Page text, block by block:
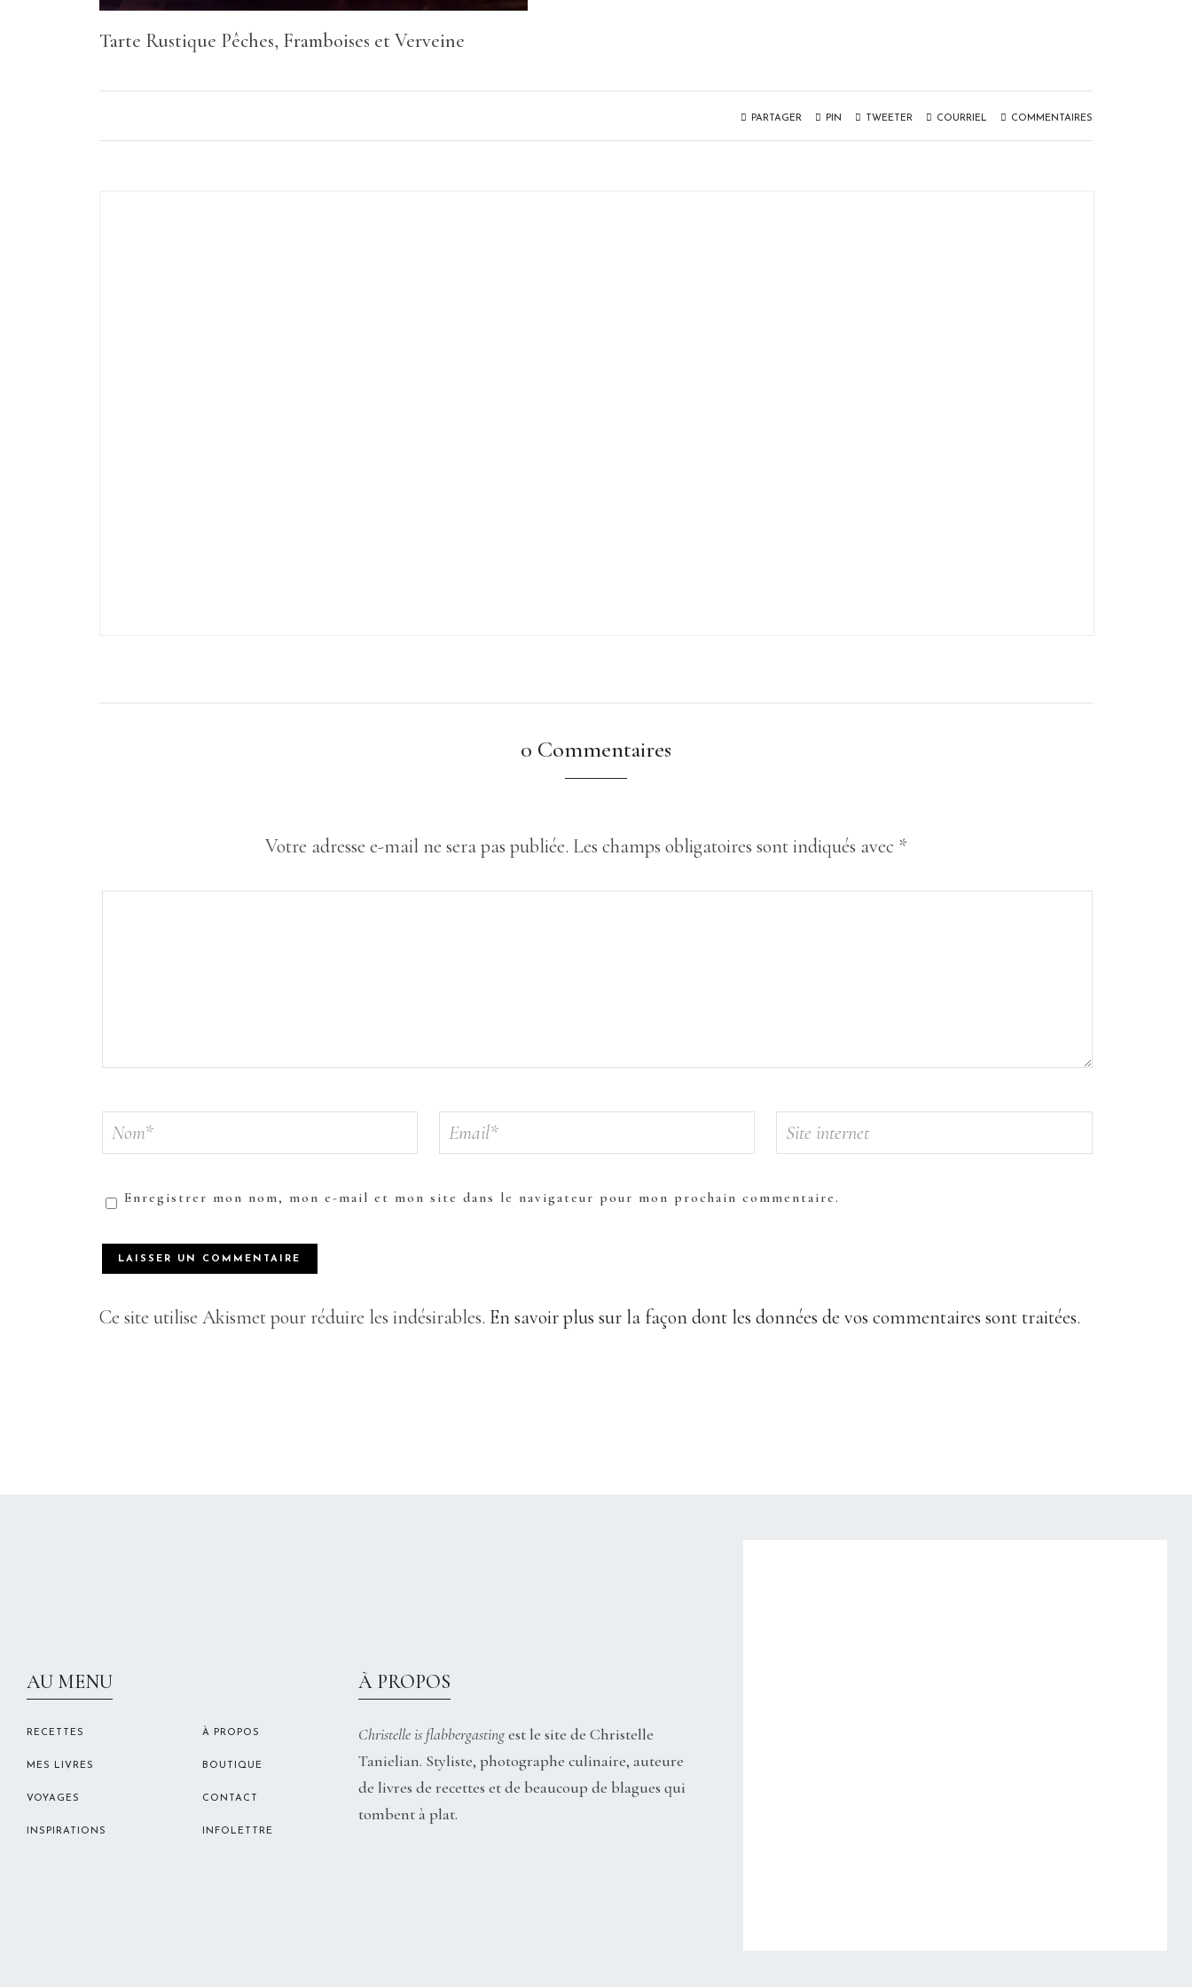
Tarte Rustique Pêches, Framboises et Verveine
PARTAGER PIN TWEETER COURRIEL COMMENTAIRES
0 Commentaires
Votre adresse e-mail ne sera pas publiée. Les champs obligatoires sont indiqués avec *
Enregistrer mon nom, mon e-mail et mon site dans le navigateur pour mon prochain commentaire.
Ce site utilise Akismet pour réduire les indésirables. En savoir plus sur la façon dont les données de vos commentaires sont traitées.
AU MENU
RECETTES
MES LIVRES
VOYAGES
INSPIRATIONS
À PROPOS
BOUTIQUE
CONTACT
INFOLETTRE
À PROPOS
Christelle is flabbergastingest le site de Christelle
Tanielian. Styliste, photographe culinaire, auteure
de livres de recettes et de beaucoup de blagues qui
tombent à plat.